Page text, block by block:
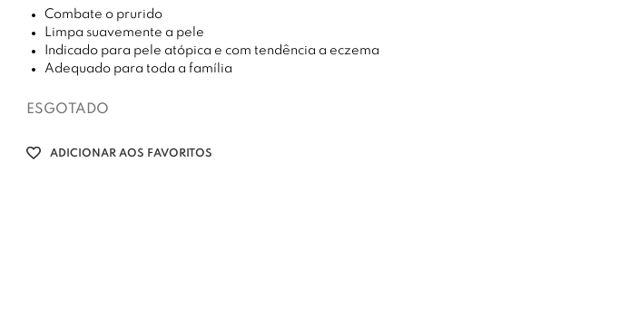
Combate o prurido
Limpa suavemente a pele
Indicado para pele atópica e com tendência a eczema
Adequado para toda a família
ESGOTADO
ADICIONAR AOS FAVORITOS